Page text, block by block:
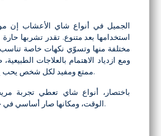
الجميل في أنواع شاي الأعشاب إن
استخدامها بعد متنوع. تقدر تشربها حارة
مختلفة منها وتسوّي نكهات خاصة تناسب
ومع ازدياد الاهتمام بالعلاجات
ممتع ومفيد لكل شخص يحب يهتم بصحته بطريقة طبيعية.
باختصار، أنواع شاي تعطي تجربة
الوقت، ومكانها صار أساسي في حياة كثير من الناس اليومية.